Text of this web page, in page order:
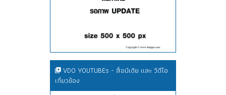
VDO YOUTUBEs - สื่อมีเดีย และ วีดีโอ
เกี่ยวข้อง